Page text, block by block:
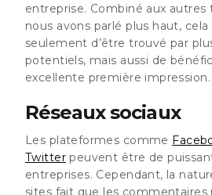
entreprise. Combiné aux
nous avons parlé plus haut,
seulement d’être trouvé par
potentiels, mais aussi de
excellente première impression.
Réseaux sociaux
Les plateformes comme
Twitterpeuvent être de
entreprises. Cependant, la
sites fait que les